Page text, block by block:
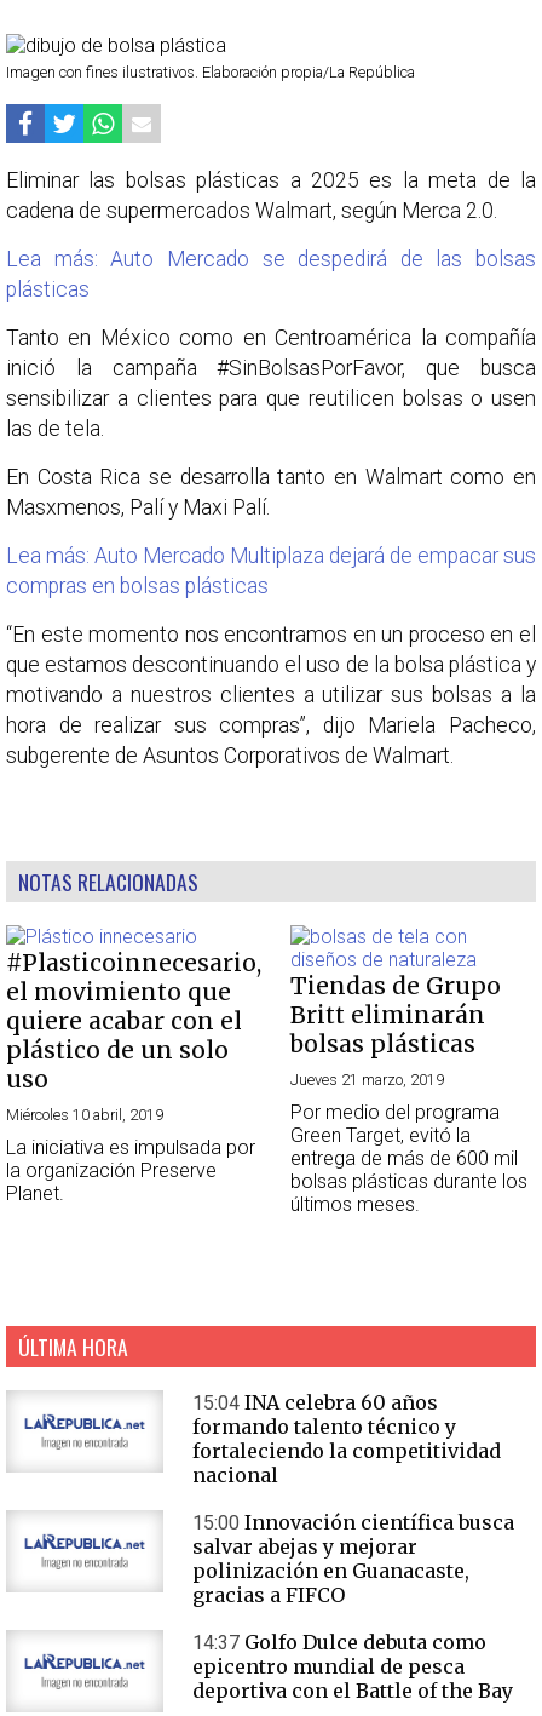
Imagen con fines ilustrativos. Elaboración propia/La República
Eliminar las bolsas plásticas a 2025 es la meta de la
cadena de supermercados Walmart, según Merca 2.0.
Lea más: Auto Mercado se despedirá de las bolsas
plásticas
Tanto en México como en Centroamérica la compañía
inició la campaña #SinBolsasPorFavor, que busca
sensibilizar a clientes para que reutilicen bolsas o usen
las de tela.
En Costa Rica se desarrolla tanto en Walmart como en
Masxmenos, Palí y Maxi Palí.
Lea más: Auto Mercado Multiplaza dejará de empacar sus
compras en bolsas plásticas
“En este momento nos encontramos en un proceso en el
que estamos descontinuando el uso de la bolsa plástica y
motivando a nuestros clientes a utilizar sus bolsas a la
hora de realizar sus compras”, dijo Mariela Pacheco,
subgerente de Asuntos Corporativos de Walmart.
NOTAS RELACIONADAS
#Plasticoinnecesario,
el movimiento que
quiere acabar con el
plástico de un solo
uso
Miércoles 10 abril, 2019
La iniciativa es impulsada por
la organización Preserve
Planet.
Tiendas de Grupo
Britt eliminarán
bolsas plásticas
Jueves 21 marzo, 2019
Por medio del programa
Green Target, evitó la
entrega de más de 600 mil
bolsas plásticas durante los
últimos meses.
ÚLTIMA HORA
15:04 INA celebra 60 años
formando talento técnico y
fortaleciendo la competitividad
nacional
15:00 Innovación científica busca
salvar abejas y mejorar
polinización en Guanacaste,
gracias a FIFCO
14:37 Golfo Dulce debuta como
epicentro mundial de pesca
deportiva con el Battle of the Bay